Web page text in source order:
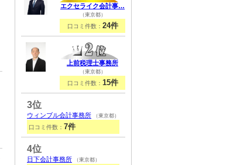
エクセライク会計事…
（東京都）
口コミ件数： 24件
上前税理士事務所
（東京都）
口コミ件数： 15件
3位
ウィンブル会計事務所 （東京都）
口コミ件数： 7件
4位
日下会計事務所 （東京都）